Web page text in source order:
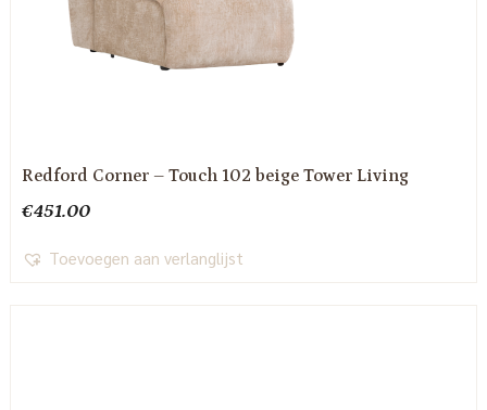
Redford Corner – Touch 102 beige Tower Living
€451.00
Toevoegen aan verlanglijst